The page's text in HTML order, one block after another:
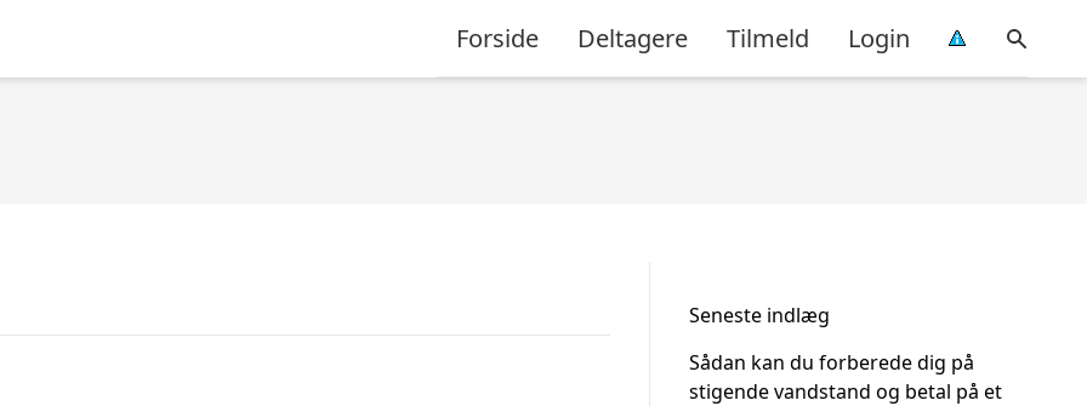
Forside Deltagere Tilmeld Login
Seneste indlæg
Sådan kan du forberede dig på
stigende vandstand og betal på et